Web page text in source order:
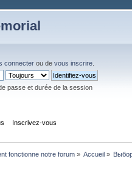
connecter ou de vous inscrire
passe et durée de la session
Inscrivez-vous
fonctionne notre forum» Accueil»